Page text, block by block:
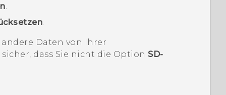
.
.
Daten von Ihrer
dass Sie nicht die Option SD-